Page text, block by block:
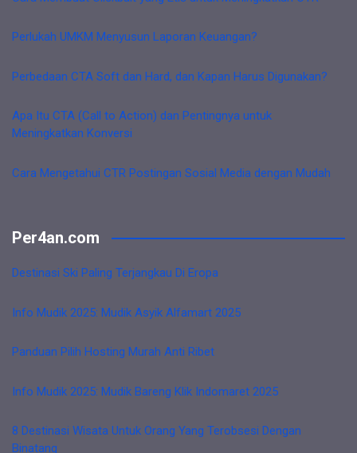
Perlukah UMKM Menyusun Laporan Keuangan?
Perbedaan CTA Soft dan Hard, dan Kapan Harus Digunakan?
Apa Itu CTA (Call to Action) dan Pentingnya untuk
Meningkatkan Konversi
Cara Mengetahui CTR Postingan Sosial Media dengan Mudah
Per4an.com
Destinasi Ski Paling Terjangkau Di Eropa
Info Mudik 2025: Mudik Asyik Alfamart 2025
Panduan Pilih Hosting Murah Anti Ribet
Info Mudik 2025: Mudik Bareng Klik Indomaret 2025
8 Destinasi Wisata Untuk Orang Yang Terobsesi Dengan
Binatang